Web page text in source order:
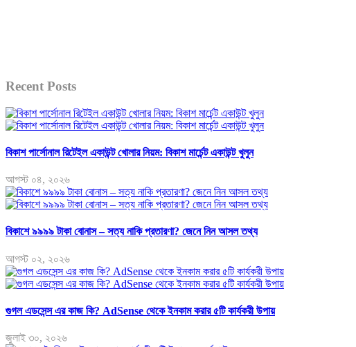
Recent Posts
বিকাশ পার্সোনাল রিটেইল একাউন্ট খোলার নিয়ম: বিকাশ মার্চেন্ট একাউন্ট খুলুন
আগস্ট ০৪, ২০২৬
বিকাশে ৯৯৯৯ টাকা বোনাস – সত্য নাকি প্রতারণা? জেনে নিন আসল তথ্য
আগস্ট ০২, ২০২৬
গুগল এডসেন্স এর কাজ কি? AdSense থেকে ইনকাম করার ৫টি কার্যকরী উপায়
জুলাই ৩০, ২০২৬